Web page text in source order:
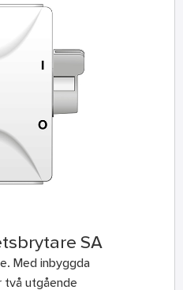
SA
Med inbyggda
två utgående